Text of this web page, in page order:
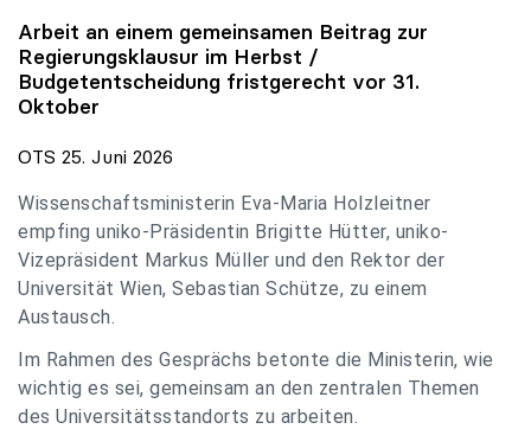
Arbeit an einem gemeinsamen Beitrag zur
Regierungsklausur im Herbst /
Budgetentscheidung fristgerecht vor 31.
Oktober
OTS 25. Juni 2026
Wissenschaftsministerin Eva-Maria Holzleitner
empfing uniko-Präsidentin Brigitte Hütter, uniko-
Vizepräsident Markus Müller und den Rektor der
Universität Wien, Sebastian Schütze, zu einem
Austausch.
Im Rahmen des Gesprächs betonte die Ministerin, wie
wichtig es sei, gemeinsam an den zentralen Themen
des Universitätsstandorts zu arbeiten.